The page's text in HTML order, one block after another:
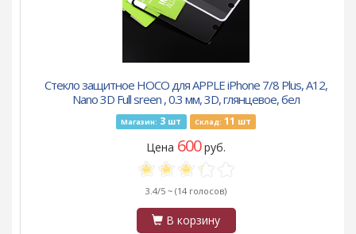
Стекло защитное HOCO для APPLE iPhone 7/8 Plus, A12,
Nano 3D Full sreen , 0.3 мм, 3D, глянцевое, бел
Магазин: 3 шт Склад: 11 шт
Цена 600руб.
3.4/5 ~ (14 голосов)
В корзину